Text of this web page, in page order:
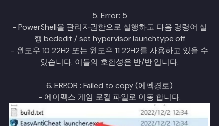
5. Error: 5
- PowerShell을 관리자권한으로 실행하고 다음 명령어 실
행 bcdedit / set hypervisor launchtype off
- 윈도우 10 22H2 또는 윈도우 11 22H2를 사용하고 있을 수
있습니다. 이들의 호환성은 반/반 입니다.
6. ERROR : Failed to copy (에펙경로)
- 에이펙스 게임 로컬 파일로 이동 합니다.